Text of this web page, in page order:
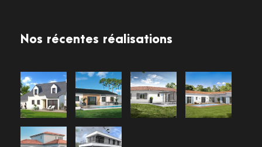
Nos récentes réalisations